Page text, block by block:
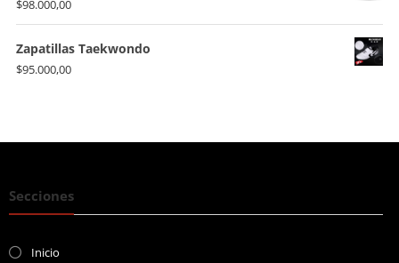
$98.000,00
Zapatillas Taekwondo
$95.000,00
Secciones
Inicio